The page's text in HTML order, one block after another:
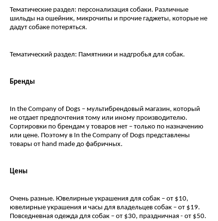
Тематические раздел: персонализация собаки. Различные
шильды на ошейник, микрочипы и прочие гаджеты, которые не
дадут собаке потеряться.
Тематический раздел: Памятники и надгробья для собак.
Бренды
In the Company of Dogs – мультибрендовый магазин, который
не отдает предпочтения тому или иному производителю.
Сортировки по брендам у товаров нет – только по назначению
или цене. Поэтому в In the Company of Dogs представлены
товары от hand made до фабричных.
Цены
Очень разные. Ювелирные украшения для собак – от $10,
ювелирные украшения и часы для владельцев собак – от $19.
Повседневная одежда для собак – от $30, праздничная - от $50.